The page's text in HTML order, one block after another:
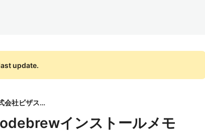
update.
株式会社ビザスク
インストールメモ